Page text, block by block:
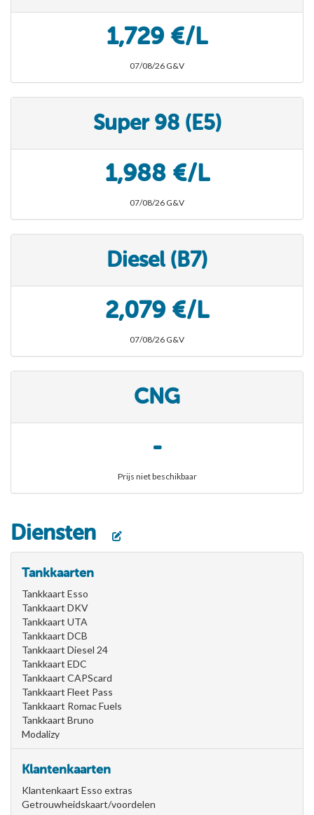
1,729 €/L
07/08/26 G&V
Super 98 (E5)
1,988 €/L
07/08/26 G&V
Diesel (B7)
2,079 €/L
07/08/26 G&V
CNG
-
Prijs niet beschikbaar
Diensten
Tankkaarten
Tankkaart Esso
Tankkaart DKV
Tankkaart UTA
Tankkaart DCB
Tankkaart Diesel 24
Tankkaart EDC
Tankkaart CAPScard
Tankkaart Fleet Pass
Tankkaart Romac Fuels
Tankkaart Bruno
Modalizy
Klantenkaarten
Klantenkaart Esso extras
Getrouwheidskaart/voordelen